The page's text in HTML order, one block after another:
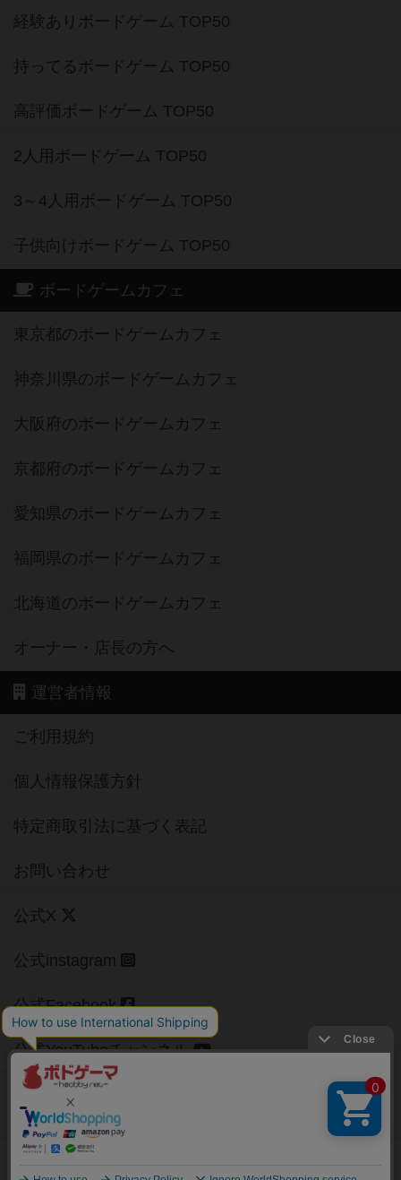
経験ありボードゲーム TOP50
持ってるボードゲーム TOP50
高評価ボードゲーム TOP50
2人用ボードゲーム TOP50
3～4人用ボードゲーム TOP50
子供向けボードゲーム TOP50
ボードゲームカフェ
東京都のボードゲームカフェ
神奈川県のボードゲームカフェ
大阪府のボードゲームカフェ
京都府のボードゲームカフェ
愛知県のボードゲームカフェ
福岡県のボードゲームカフェ
北海道のボードゲームカフェ
オーナー・店長の方へ
運営者情報
ご利用規約
個人情報保護方針
特定商取引法に基づく表記
お問い合わせ
公式X
公式instagram
公式Facebook
公式YouTubeチャンネル